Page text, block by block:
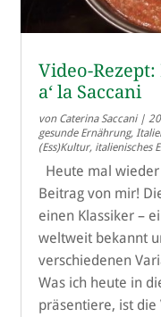
Video-Rezept:
a‘ la Saccani
von Caterina Saccani|
gesunde Ernährung,
(Ess)Kultur, italienisches
Heute mal
Beitrag von mir!
einen Klassiker –
weltweit bekannt
verschiedenen
Was ich heute in
präsentiere, ist die